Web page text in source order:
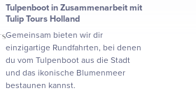
Tulpenboot in Zusammenarbeit mit
Tulip Tours Holland
Gemeinsam bieten wir dir
einzigartige Rundfahrten, bei denen
du vom Tulpenboot aus die Stadt
und das ikonische Blumenmeer
bestaunen kannst.